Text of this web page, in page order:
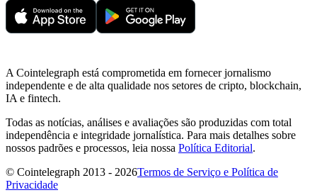
A Cointelegraph está comprometida em fornecer jornalismo
independente e de alta qualidade nos setores de cripto, blockchain,
IA e fintech.
Todas as notícias, análises e avaliações são produzidas com total
independência e integridade jornalística. Para mais detalhes sobre
nossos padrões e processos, leia nossa Política Editorial.
© Cointelegraph 2013 - 2026Termos de Serviço e Política de
Privacidade